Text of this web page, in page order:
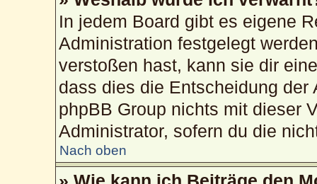
In jedem Board gibt es eigene
Administration festgelegt
verstoßen hast, kann sie dir
dass dies die Entscheidung
phpBB Group nichts mit dieser
Administrator, sofern du die
Nach oben